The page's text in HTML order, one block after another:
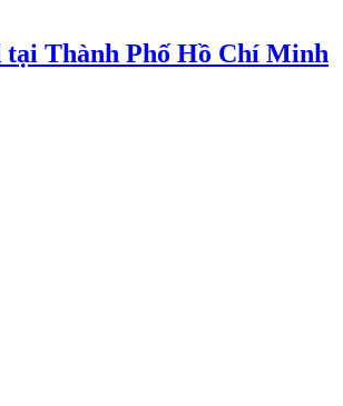
Thành Phố Hồ Chí Minh